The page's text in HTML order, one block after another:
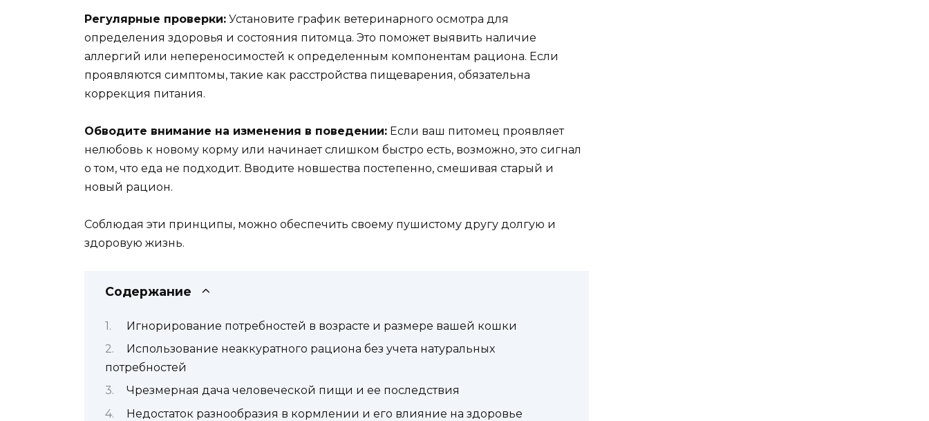
Регулярные проверки: Установите график ветеринарного осмотра для
определения здоровья и состояния питомца. Это поможет выявить наличие
аллергий или непереносимостей к определенным компонентам рациона. Если
проявляются симптомы, такие как расстройства пищеварения, обязательна
коррекция питания.
Обводите внимание на изменения в поведении: Если ваш питомец проявляет
нелюбовь к новому корму или начинает слишком быстро есть, возможно, это сигнал
о том, что еда не подходит. Вводите новшества постепенно, смешивая старый и
новый рацион.
Соблюдая эти принципы, можно обеспечить своему пушистому другу долгую и
здоровую жизнь.
Содержание
Игнорирование потребностей в возрасте и размере вашей кошки
Использование неаккуратного рациона без учета натуральных
потребностей
Чрезмерная дача человеческой пищи и ее последствия
Недостаток разнообразия в кормлении и его влияние на здоровье